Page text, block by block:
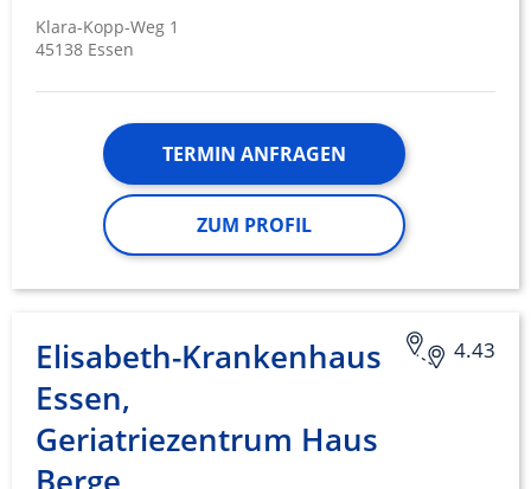
Klara-Kopp-Weg 1
45138 Essen
TERMIN ANFRAGEN
ZUM PROFIL
4.43
Elisabeth-Krankenhaus
Essen,
Geriatriezentrum Haus